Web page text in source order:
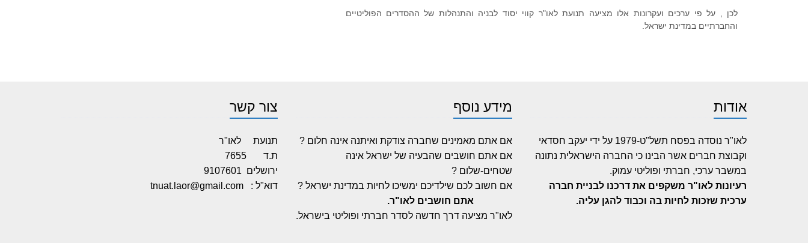
לכן , על פי ערכים ועקרונות אלו מציעה תנועת לאו"ר קווי יסוד לבניה והתנהלות של ההסדרים הפוליטיים
והחברתיים במדינת ישראל.
אודות
לאו"ר נוסדה בפסח תשל"ט-1979 על ידי יעקב חסדאי
וקבוצת חברים אשר הבינו כי החברה הישראלית נתונה
במשבר ערכי, חברתי ופוליטי עמוק.
רעיונות לאו"ר משקפים את דרכנו לבניית חברה
ערכית שזכות לחיות בה וכבוד להגן עליה.
מידע נוסף
אם אתם מאמינים שחברה צודקת ואיתנה אינה חלום ?
אם אתם חושבים שהבעיה של ישראל אינה
שטחים-שלום ?
אם חשוב לכם שילדיכם ימשיכו לחיות במדינת ישראל ?
אתם חושבים לאו"ר.
לאו"ר מציעה דרך חדשה לסדר חברתי ופוליטי בישראל.
צור קשר
תנועת לאו"ר
ת.ד 7655
ירושלים 9107601
דוא"ל : tnuat.laor@gmail.com